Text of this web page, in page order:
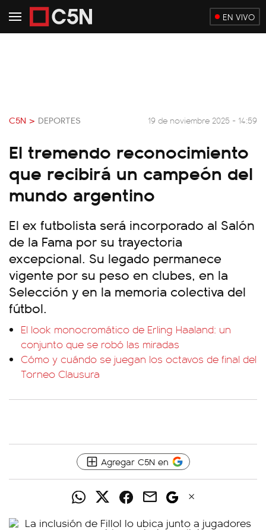
EN VIVO
C5N > DEPORTES 19 de noviembre 2025 - 14:59
El tremendo reconocimiento
que recibirá un campeón del
mundo argentino
El ex futbolista será incorporado al Salón
de la Fama por su trayectoria
excepcional. Su legado permanece
vigente por su peso en clubes, en la
Selección y en la memoria colectiva del
fútbol.
El look monocromático de Erling Haaland: un
conjunto que se robó las miradas
Cómo y cuándo se juegan los octavos de final del
Torneo Clausura
Agregar C5N en